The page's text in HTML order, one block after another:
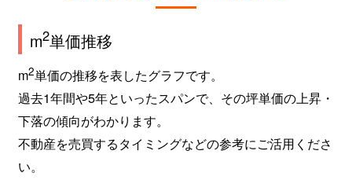
m2単価推移
m2単価の推移を表したグラフです。
過去1年間や5年といったスパンで、その坪単価の上昇・
下落の傾向がわかります。
不動産を売買するタイミングなどの参考にご活用くださ
い。